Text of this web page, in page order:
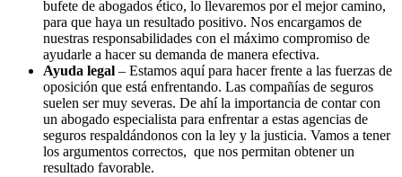
bufete de abogados ético, lo llevaremos por el mejor camino,
para que haya un resultado positivo. Nos encargamos de
nuestras responsabilidades con el máximo compromiso de
ayudarle a hacer su demanda de manera efectiva.
Ayuda legal – Estamos aquí para hacer frente a las fuerzas de
oposición que está enfrentando. Las compañías de seguros
suelen ser muy severas. De ahí la importancia de contar con
un abogado especialista para enfrentar a estas agencias de
seguros respaldándonos con la ley y la justicia. Vamos a tener
los argumentos correctos, que nos permitan obtener un
resultado favorable.